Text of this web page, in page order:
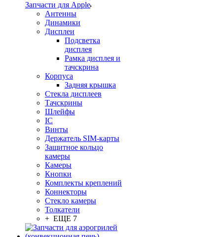
Запчасти для Apple
Антенны
Динамики
Дисплеи
Подсветка
дисплея
Рамка дисплея и
тачскрина
Корпуса
Задняя крышка
Стекла дисплеев
Тачскрины
Шлейфы
IC
Винты
Держатель SIM-карты
Защитное кольцо
камеры
Камеры
Кнопки
Комплекты креплений
Коннекторы
Стекло камеры
Толкатели
+ ЕЩЕ 7